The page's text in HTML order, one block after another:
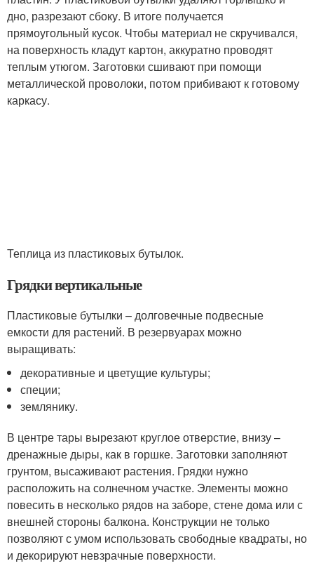
дно, разрезают сбоку. В итоге получается
прямоугольный кусок. Чтобы материал не скручивался,
на поверхность кладут картон, аккуратно проводят
теплым утюгом. Заготовки сшивают при помощи
металлической проволоки, потом прибивают к готовому
каркасу.
Теплица из пластиковых бутылок.
Грядки вертикальные
Пластиковые бутылки – долговечные подвесные
емкости для растений. В резервуарах можно
выращивать:
декоративные и цветущие культуры;
специи;
землянику.
В центре тары вырезают круглое отверстие, внизу –
дренажные дыры, как в горшке. Заготовки заполняют
грунтом, высаживают растения. Грядки нужно
расположить на солнечном участке. Элементы можно
повесить в несколько рядов на заборе, стене дома или с
внешней стороны балкона. Конструкции не только
позволяют с умом использовать свободные квадраты, но
и декорируют невзрачные поверхности.